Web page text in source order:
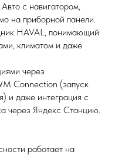
с навигатором,
на приборной панели.
HAVAL, понимающий
климатом и даже
через
Connection (запуск
и даже интеграция с
через Яндекс Станцию.
работает на